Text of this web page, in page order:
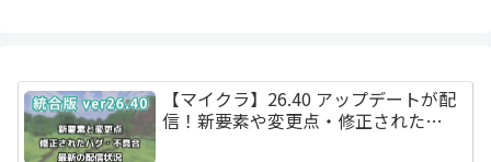
【マイクラ】26.40 アップデートが配
信！新要素や変更点・修正された…